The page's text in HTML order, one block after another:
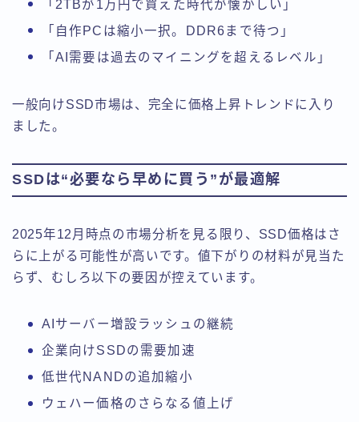
「2TBが1万円で買えた時代が懐かしい」
「自作PCは縮小一択。DDR6まで待つ」
「AI需要は過去のマイニングを超えるレベル」
一般向けSSD市場は、完全に価格上昇トレンドに入り
ました。
SSDは“必要なら早めに買う”が最適解
2025年12月時点の市場分析を見る限り、SSD価格はさ
らに上がる可能性が高いです。値下がりの材料が見当た
らず、むしろ以下の要因が控えています。
AIサーバー増設ラッシュの継続
企業向けSSDの需要加速
低世代NANDの追加縮小
ウェハー価格のさらなる値上げ